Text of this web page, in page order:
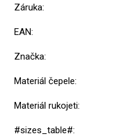
Záruka:
EAN:
Značka:
Materiál čepele:
Materiál rukojeti:
#sizes_table#: